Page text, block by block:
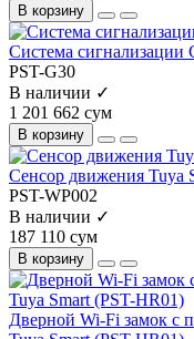
В корзину
Система сигнализации
PST-G30
В наличии ✓
1 201 662 сум
В корзину
Сенсор движения Tuya
PST-WP002
В наличии ✓
187 110 сум
В корзину
Дверной Wi-Fi замок с